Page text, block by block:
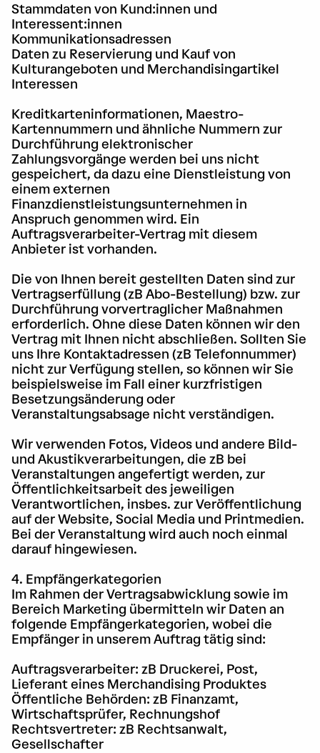
Stammdaten von Kund:innen und
Interessent:innen
Kommunikationsadressen
Daten zu Reservierung und Kauf von
Kulturangeboten und Merchandisingartikel
Interessen
Kreditkarteninformationen, Maestro-
Kartennummern und ähnliche Nummern zur
Durchführung elektronischer
Zahlungsvorgänge werden bei uns nicht
gespeichert, da dazu eine Dienstleistung von
einem externen
Finanzdienstleistungsunternehmen in
Anspruch genommen wird. Ein
Auftragsverarbeiter-Vertrag mit diesem
Anbieter ist vorhanden.
Die von Ihnen bereit gestellten Daten sind zur
Vertragserfüllung (zB Abo-Bestellung) bzw. zur
Durchführung vorvertraglicher Maßnahmen
erforderlich. Ohne diese Daten können wir den
Vertrag mit Ihnen nicht abschließen. Sollten Sie
uns Ihre Kontaktadressen (zB Telefonnummer)
nicht zur Verfügung stellen, so können wir Sie
beispielsweise im Fall einer kurzfristigen
Besetzungsänderung oder
Veranstaltungsabsage nicht verständigen.
Wir verwenden Fotos, Videos und andere Bild-
und Akustikverarbeitungen, die zB bei
Veranstaltungen angefertigt werden, zur
Öffentlichkeitsarbeit des jeweiligen
Verantwortlichen, insbes. zur Veröffentlichung
auf der Website, Social Media und Printmedien.
Bei der Veranstaltung wird auch noch einmal
darauf hingewiesen.
4. Empfängerkategorien
Im Rahmen der Vertragsabwicklung sowie im
Bereich Marketing übermitteln wir Daten an
folgende Empfängerkategorien, wobei die
Empfänger in unserem Auftrag tätig sind:
Auftragsverarbeiter: zB Druckerei, Post,
Lieferant eines Merchandising Produktes
Öffentliche Behörden: zB Finanzamt,
Wirtschaftsprüfer, Rechnungshof
Rechtsvertreter: zB Rechtsanwalt,
Gesellschafter